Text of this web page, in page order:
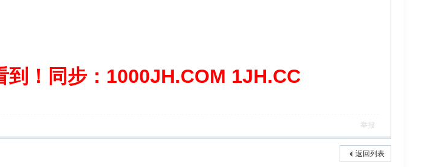
到！同步：1000JH.COM 1JH.CC
举报
返回列表